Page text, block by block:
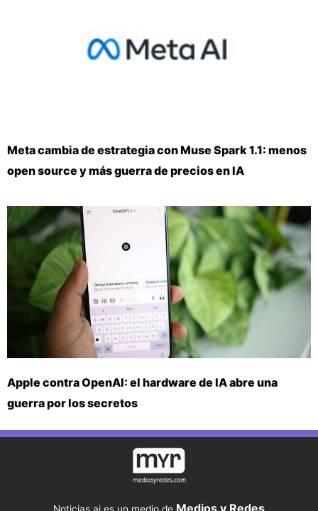
Meta cambia de estrategia con Muse Spark 1.1: menos
open source y más guerra de precios en IA
Apple contra OpenAI: el hardware de IA abre una
guerra por los secretos
Medios y Redes